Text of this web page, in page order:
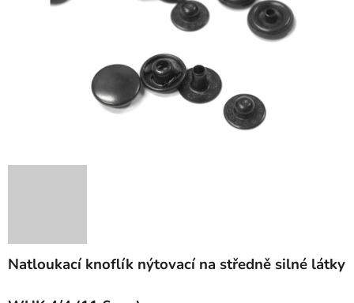
Natloukací knoflík nýtovací na středně silné látky